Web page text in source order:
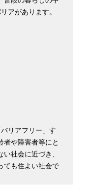
アがあります。
リアフリー」す
者や障害者等にと
い社会に近づき、
ても住よい社会で